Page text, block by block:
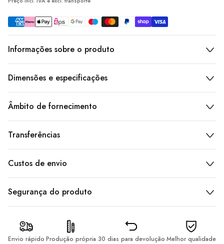
Informações sobre o produto
Dimensões e especificações
Âmbito de fornecimento
Transferências
Custos de envio
Segurança do produto
Envio rápido Produção própria 30 dias para devolução Melhor qualidade